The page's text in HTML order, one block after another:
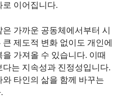
로 이어집니다.
가까운 공동체에서부터 시
제도적 변화 없이도 개인에
가져올 수 있습니다. 이때
는 지속성과 진정성입니다.
타인의 삶을 함께 바꾸는